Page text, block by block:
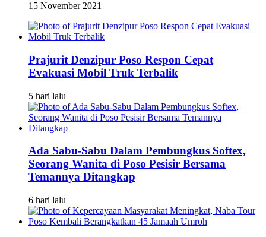
15 November 2021
Prajurit Denzipur Poso Respon Cepat
Evakuasi Mobil Truk Terbalik
5 hari lalu
Ada Sabu-Sabu Dalam Pembungkus Softex,
Seorang Wanita di Poso Pesisir Bersama
Temannya Ditangkap
6 hari lalu